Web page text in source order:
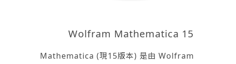
Wolfram Mathematica 15
Mathematica (現15版本) 是由 Wolfram